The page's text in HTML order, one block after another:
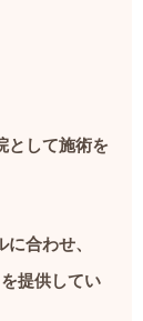
として施術を
合わせ、
提供してい